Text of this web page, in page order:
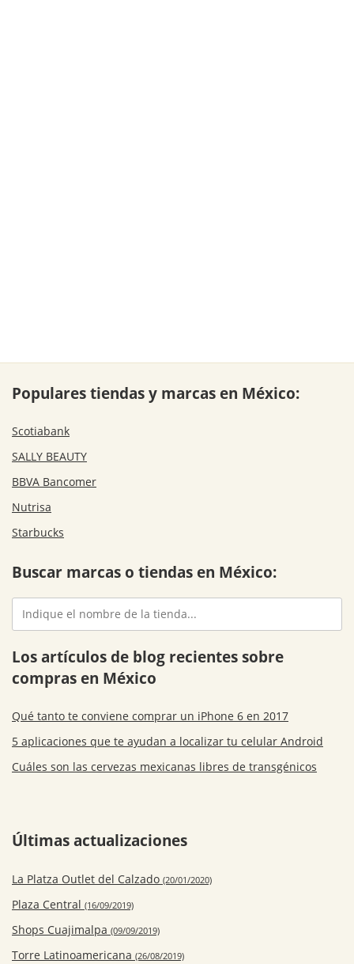
Populares tiendas y marcas en México:
Scotiabank
SALLY BEAUTY
BBVA Bancomer
Nutrisa
Starbucks
Buscar marcas o tiendas en México:
Los artículos de blog recientes sobre
compras en México
Qué tanto te conviene comprar un iPhone 6 en 2017
5 aplicaciones que te ayudan a localizar tu celular Android
Cuáles son las cervezas mexicanas libres de transgénicos
Últimas actualizaciones
La Platza Outlet del Calzado (20/01/2020)
Plaza Central (16/09/2019)
Shops Cuajimalpa (09/09/2019)
Torre Latinoamericana (26/08/2019)